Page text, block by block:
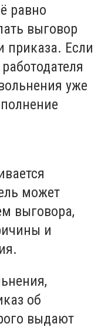
равно
выговор
приказа. Если
уже
может
выговора,
и
об
выдают